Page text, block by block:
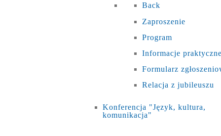
Back
Zaproszenie
Program
Informacje
Formularz
Relacja z jubileuszu
Konferencja "Język, kultura,
komunikacja"